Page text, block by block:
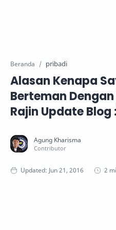
Beranda pribadi
Alasan Kenapa
Berteman
Rajin Update Blog
2